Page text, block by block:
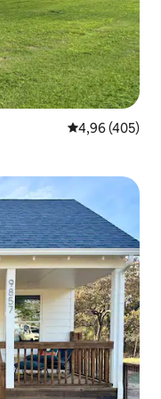
4,96 (405)